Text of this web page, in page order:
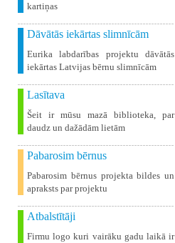
kartiņas
Dāvātās iekārtas slimnīcām
Eurika labdarības projektu dāvātās
iekārtas Latvijas bērnu slimnīcām
Lasītava
Šeit ir mūsu mazā biblioteka, par
daudz un dažādām lietām
Pabarosim bērnus
Pabarosim bērnus projekta bildes un
apraksts par projektu
Atbalstītāji
Firmu logo kuri vairāku gadu laikā ir